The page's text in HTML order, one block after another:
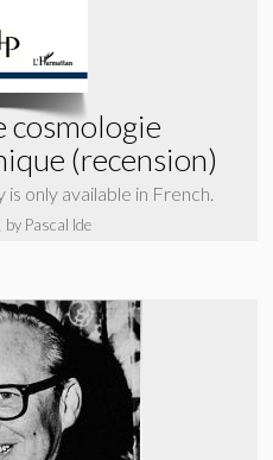
cosmologie
(recension)
only available in French.
by Pascal Ide